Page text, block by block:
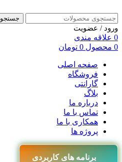
جستجو
ورود / عضویت
0 علاقه مندی
0 محصول 0 تومان
صفحه اصلی
فروشگاه
گارانتی
بلاگ
درباره ما
تماس با ما
همکاری با ما
پروژه ها
برنامه های کاربردی